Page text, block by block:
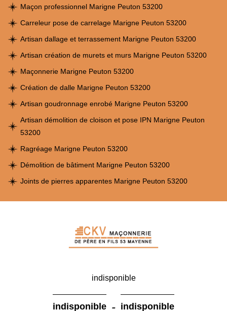
Maçon professionnel Marigne Peuton 53200
Carreleur pose de carrelage Marigne Peuton 53200
Artisan dallage et terrassement Marigne Peuton 53200
Artisan création de murets et murs Marigne Peuton 53200
Maçonnerie Marigne Peuton 53200
Création de dalle Marigne Peuton 53200
Artisan goudronnage enrobé Marigne Peuton 53200
Artisan démolition de cloison et pose IPN Marigne Peuton
53200
Ragréage Marigne Peuton 53200
Démolition de bâtiment Marigne Peuton 53200
Joints de pierres apparentes Marigne Peuton 53200
indisponible
indisponible - indisponible